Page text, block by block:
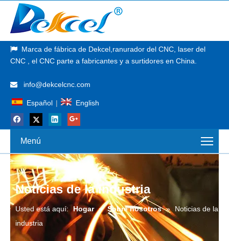
 Marca de fábrica de Dekcel, ranurador del CNC, laser del
CNC
, el CNC parte a fabricantes y a surtidores en China.
 info@dekcelcnc.com
Español | English
Menú
Noticias de la industria
Usted está aquí: Hogar » Sobre nosotros » Noticias de la
industria